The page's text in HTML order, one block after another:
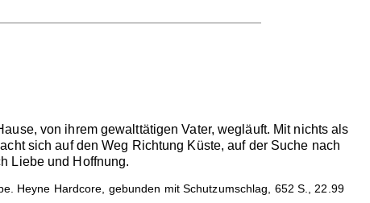
von ihrem gewalttätigen Vater, wegläuft. Mit nichts als
sich auf den Weg Richtung Küste, auf der Suche nach
Liebe und Hoffnung.
Heyne Hardcore, gebunden mit Schutzumschlag, 652 S., 22.99